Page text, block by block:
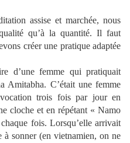
assise et marchée, nous
qu’à la quantité. Il faut
créer une pratique adaptée
d’une femme qui pratiquait
Amitabha. C’était une femme
trois fois par jour en
cloche et en répétant « Namo
fois. Lorsqu’elle arrivait
sonner (en vietnamien, on ne